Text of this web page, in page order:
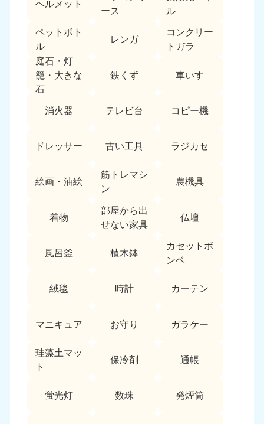
ヘルメット
ース
ル
ペットボト
ル
レンガ
コンクリー
トガラ
庭石・灯
籠・大きな
石
鉄くず 車いす
消火器 テレビ台 コピー機
ドレッサー 古い工具 ラジカセ
絵画・油絵
筋トレマシ
ン
農機具
着物
部屋から出
せない家具
仏壇
風呂釜 植木鉢
カセットボ
ンベ
絨毯 時計 カーテン
マニキュア お守り ガラケー
珪藻土マッ
ト
保冷剤 通帳
蛍光灯 数珠 発煙筒
050-1881-5248
9:00〜19:00 年中無休
050-1881-5146
9:00〜19:00 年中無休
050-1880-9900
9:00〜19:00 年中無休
広島県
9:00〜19:00 年中無休
鳥取県
9:00〜19:00 年中無休
050-1881-5145
9:00〜19:00 年中無休
050-1880-9899
9:00〜19:00 年中無休
050-1880-9898
9:00〜19:00 年中無休
愛媛県
050-1880-9896
9:00〜19:00 年中無休
高知県
九州・沖縄
福岡県 佐賀県